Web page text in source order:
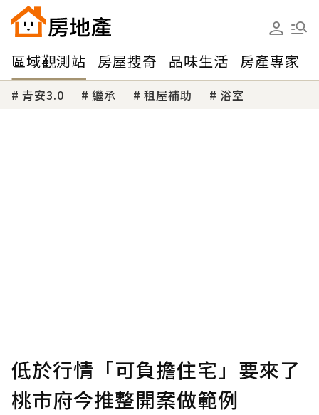
區域觀測站 房屋搜奇 品味生活 房產專家
青安3.0 繼承 租屋補助 浴室
低於行情「可負擔住宅」要來了
桃市府今推整開案做範例